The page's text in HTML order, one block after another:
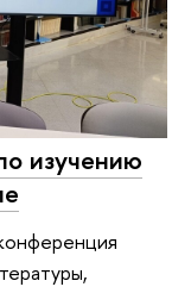
изучению